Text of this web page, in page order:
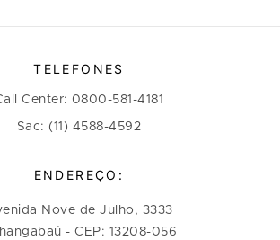
TELEFONES
Center: 0800-581-4181
Sac: (11) 4588-4592
ENDEREÇO:
Nove de Julho, 3333
- CEP: 13208-056